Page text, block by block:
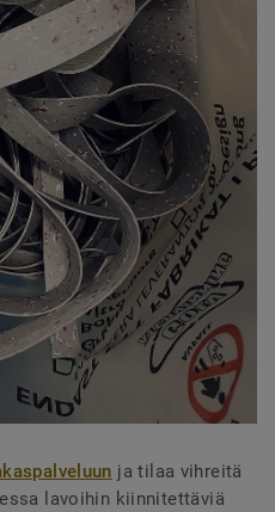
ja tilaa vihreitä
lavoihin kiinnitettäviä